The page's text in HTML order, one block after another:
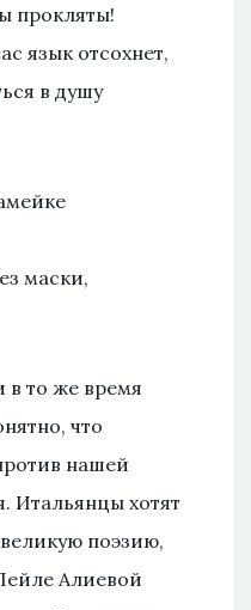
прокляты!
язык отсохнет,
в душу
маски,
в то же время
что
нашей
Итальянцы хотят
поэзию,
Алиевой